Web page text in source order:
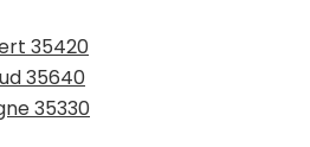
35420
35640
35330